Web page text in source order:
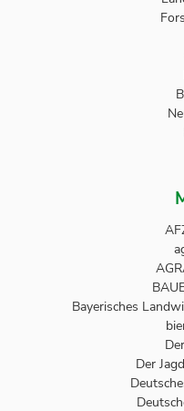
Bayerisches
Der